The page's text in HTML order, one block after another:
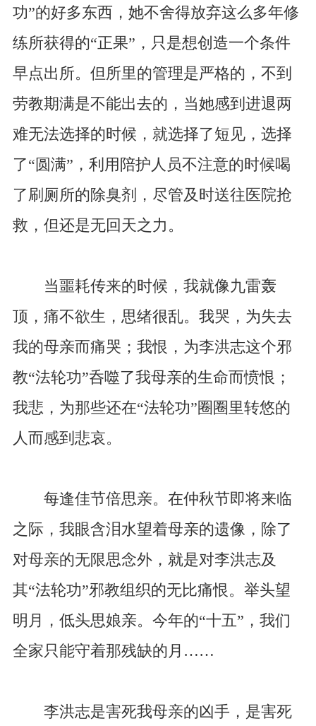
功”的好多东西，她不舍得放弃这么多年修
练所获得的“正果”，只是想创造一个条件
早点出所。但所里的管理是严格的，不到
劳教期满是不能出去的，当她感到进退两
难无法选择的时候，就选择了短见，选择
了“圆满”，利用陪护人员不注意的时候喝
了刷厕所的除臭剂，尽管及时送往医院抢
救，但还是无回天之力。
当噩耗传来的时候，我就像九雷轰
顶，痛不欲生，思绪很乱。我哭，为失去
我的母亲而痛哭；我恨，为李洪志这个邪
教“法轮功”呑噬了我母亲的生命而愤恨；
我悲，为那些还在“法轮功”圈圈里转悠的
人而感到悲哀。
每逢佳节倍思亲。在仲秋节即将来临
之际，我眼含泪水望着母亲的遗像，除了
对母亲的无限思念外，就是对李洪志及
其“法轮功”邪教组织的无比痛恨。举头望
明月，低头思娘亲。今年的“十五”，我们
全家只能守着那残缺的月……
李洪志是害死我母亲的凶手，是害死